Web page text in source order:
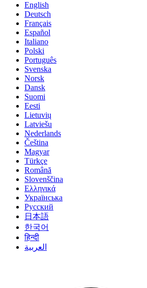
English
Deutsch
Français
Español
Italiano
Polski
Português
Svenska
Norsk
Dansk
Suomi
Eesti
Lietuvių
Latviešu
Nederlands
Čeština
Magyar
Türkçe
Română
Slovenščina
Ελληνικά
Українська
Русский
日本語
한국어
हिन्दी
العربية